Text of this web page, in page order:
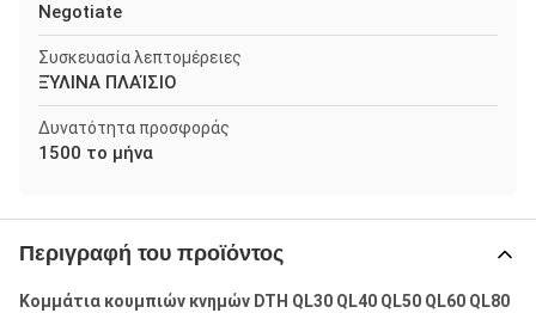
Negotiate
Συσκευασία λεπτομέρειες
ΞΎΛΙΝΑ ΠΛΑΊΣΙΟ
Δυνατότητα προσφοράς
1500 το μήνα
Περιγραφή του προϊόντος
Κομμάτια κουμπιών κνημών DTH QL30 QL40 QL50 QL60 QL80